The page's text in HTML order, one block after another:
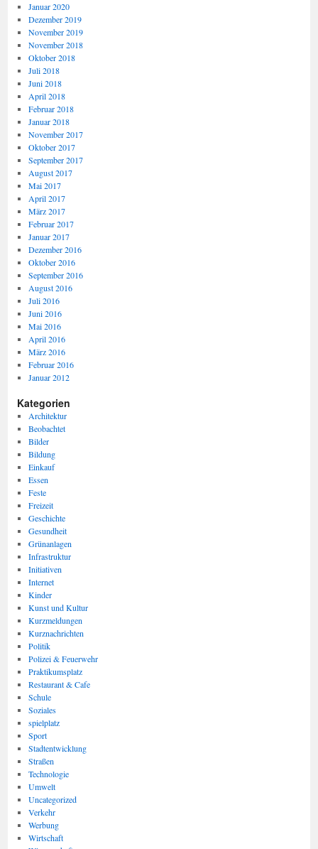
Januar 2020
Dezember 2019
November 2019
November 2018
Oktober 2018
Juli 2018
Juni 2018
April 2018
Februar 2018
Januar 2018
November 2017
Oktober 2017
September 2017
August 2017
Mai 2017
April 2017
März 2017
Februar 2017
Januar 2017
Dezember 2016
Oktober 2016
September 2016
August 2016
Juli 2016
Juni 2016
Mai 2016
April 2016
März 2016
Februar 2016
Januar 2012
Kategorien
Architektur
Beobachtet
Bilder
Bildung
Einkauf
Essen
Feste
Freizeit
Geschichte
Gesundheit
Grünanlagen
Infrastruktur
Initiativen
Internet
Kinder
Kunst und Kultur
Kurzmeldungen
Kurznachrichten
Politik
Polizei & Feuerwehr
Praktikumsplatz
Restaurant & Cafe
Schule
Soziales
spielplatz
Sport
Stadtentwicklung
Straßen
Technologie
Umwelt
Uncategorized
Verkehr
Werbung
Wirtschaft